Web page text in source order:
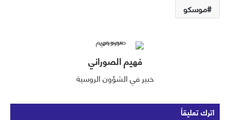
موسكو
فهيم الصوراني
خبير في الشؤون الروسية
اترك تعليقاً